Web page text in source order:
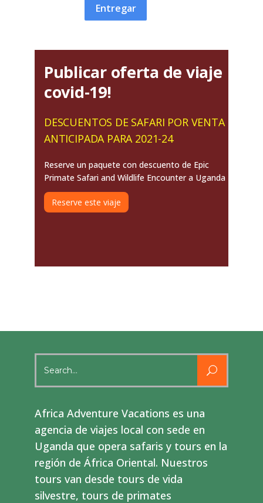
Entregar
Publicar oferta de viaje
covid-19!
DESCUENTOS DE SAFARI POR VENTA
ANTICIPADA PARA 2021-24
Reserve un paquete con descuento de Epic
Primate Safari and Wildlife Encounter a Uganda
Reserve este viaje
for:
Africa Adventure Vacations es una
agencia de viajes local con sede en
Uganda que opera safaris y tours en la
región de África Oriental. Nuestros
tours van desde tours de vida
silvestre, tours de primates